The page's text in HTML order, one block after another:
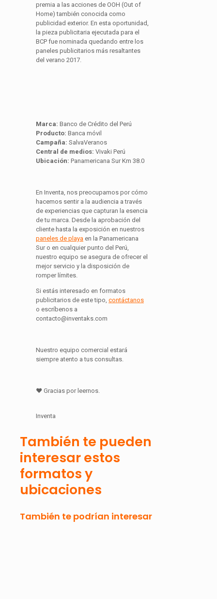
premia a las acciones de OOH (Out of
Home) también conocida como
publicidad exterior. En esta oportunidad,
la pieza publicitaria ejecutada para el
BCP fue nominada quedando entre los
paneles publicitarios más resaltantes
del verano 2017.
Marca: Banco de Crédito del Perú
Producto: Banca móvil
Campaña: SalvaVeranos
Central de medios: Vivaki Perú
Ubicación: Panamericana Sur Km 38.0
En Inventa, nos preocupamos por cómo
hacemos sentir a la audiencia a través
de experiencias que capturan la esencia
de tu marca. Desde la aprobación del
cliente hasta la exposición en nuestros
paneles de playa en la Panamericana
Sur o en cualquier punto del Perú,
nuestro equipo se asegura de ofrecer el
mejor servicio y la disposición de
romper límites.
Si estás interesado en formatos
publicitarios de este tipo, contáctanos
o escríbenos a
contacto@inventaks.com
Nuestro equipo comercial estará
siempre atento a tus consultas.
♥ Gracias por leernos.
Inventa
También te pueden
interesar estos
formatos y
ubicaciones
También te podrían interesar